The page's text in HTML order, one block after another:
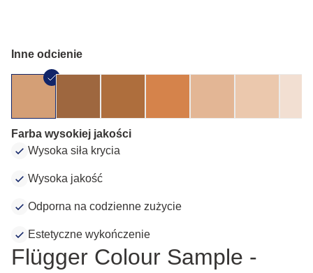
Inne odcienie
Farba wysokiej jakości
Wysoka siła krycia
Wysoka jakość
Odporna na codzienne zużycie
Estetyczne wykończenie
Flügger Colour Sample -